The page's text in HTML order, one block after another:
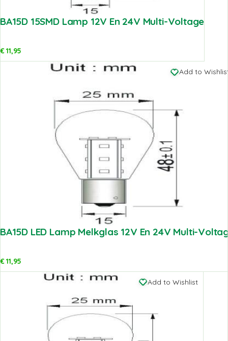
BA15D 15SMD Lamp 12V En 24V Multi-Voltage
€11,95
Add to
BA15D LED Lamp Melkglas 12V En 24V Multi-
€11,95
Add to Wishlist